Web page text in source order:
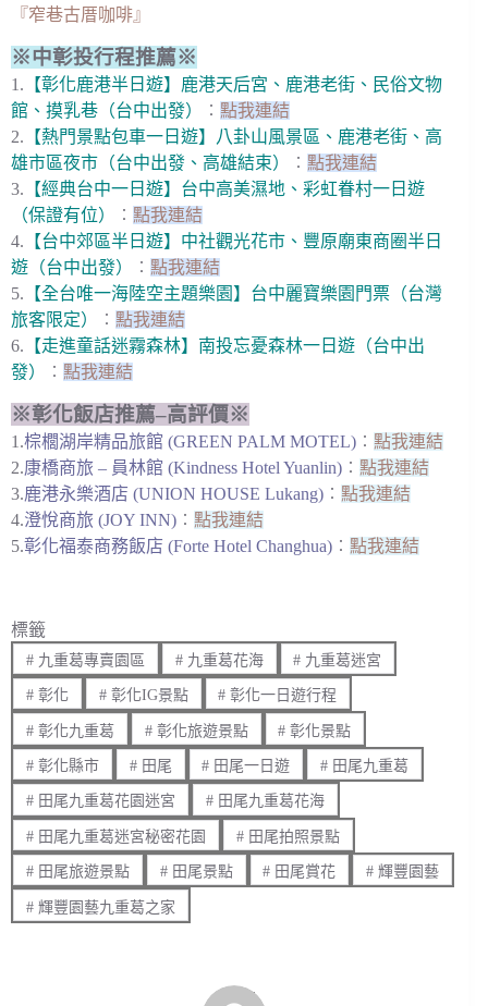
『窄巷古厝咖啡』
※中彰投行程推薦※
1. 【彰化鹿港半日遊】鹿港天后宮、鹿港老街、民俗文物
館、摸乳巷（台中出發）
︰ 點我連結
2. 【熱門景點包車一日遊】八卦山風景區、鹿港老街、高
雄市區夜市（台中出發、高雄結束）
︰ 點我連結
3. 【經典台中一日遊】台中高美濕地、彩虹眷村一日遊
（保證有位）
︰ 點我連結
4. 【台中郊區半日遊】中社觀光花市、豐原廟東商圈半日
遊（台中出發）
︰ 點我連結
5. 【全台唯一海陸空主題樂園】台中麗寶樂園門票（台灣
旅客限定）
︰ 點我連結
6. 【走進童話迷霧森林】南投忘憂森林一日遊（台中出
發）
︰ 點我連結
※彰化飯店推薦–高評價※
1.棕櫚湖岸精品旅館 (GREEN PALM MOTEL) ︰ 點我連結
2.康橋商旅 – 員林館 (Kindness Hotel Yuanlin) ︰ 點我連結
3.鹿港永樂酒店 (UNION HOUSE Lukang) ︰ 點我連結
4.澄悅商旅 (JOY INN) ︰ 點我連結
5.彰化福泰商務飯店 (Forte Hotel Changhua) ︰ 點我連結
標籤
#九重葛專賣園區 #九重葛花海 # 九重葛迷宮
#彰化 #彰化IG景點 # 彰化一日遊行程
#彰化九重葛 #彰化旅遊景點 # 彰化景點
#彰化縣市 #田尾 # 田尾一日遊 # 田尾九重葛
#田尾九重葛花園迷宮 #田尾九重葛花海
#田尾九重葛迷宮秘密花園 #田尾拍照景點
#田尾旅遊景點 #田尾景點 # 田尾賞花 # 輝豐園藝
#輝豐園藝九重葛之家